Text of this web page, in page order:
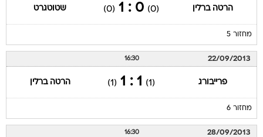
הרטה ברלין (0)
0 : 1
(0) שטוטגרט
מחזור 5
22/09/2013
16:30
פרייבורג (1)
1 : 1
(1) הרטה ברלין
מחזור 6
28/09/2013
16:30